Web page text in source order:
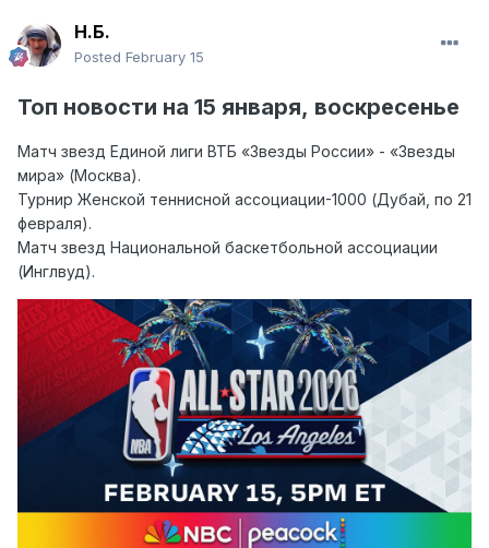
Н.Б.
Posted February 15
Топ новости на 15 января, воскресенье
Матч звезд Единой лиги ВТБ «Звезды России» - «Звезды
мира» (Москва).
Турнир Женской теннисной ассоциации-1000 (Дубай, по 21
февраля).
Матч звезд Национальной баскетбольной ассоциации
(Инглвуд).